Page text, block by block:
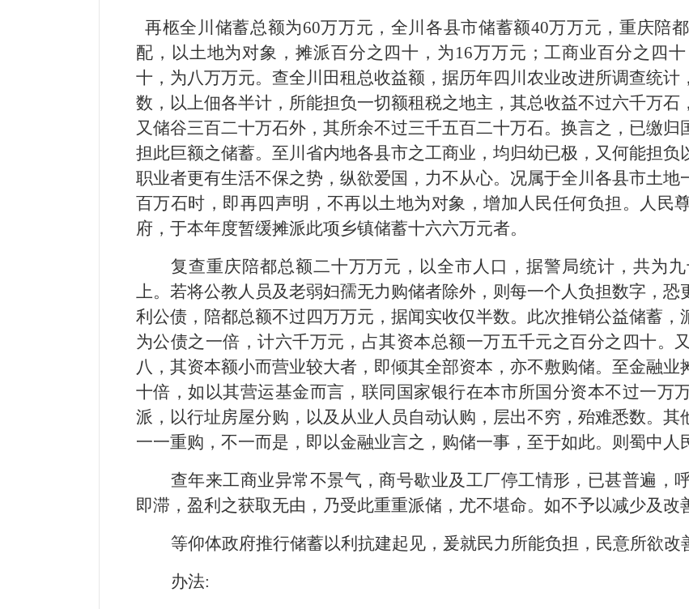
再柩全川储蓄总额为60万万元，全川各县市储蓄额40万万元，重庆陪
配，以土地为对象，摊派百分之四十，为16万万元；工商业百分之四
十，为八万万元。查全川田租总收益额，据历年四川农业改进所调查统
数，以上佃各半计，所能担负一切额租税之地主，其总收益不过六千万石
又储谷三百二十万石外，其所余不过三千五百二十万石。换言之，已缴
担此巨额之储蓄。至川省内地各县市之工商业，均归幼已极，又何能担负
职业者更有生活不保之势，纵欲爱国，力不从心。况属于全川各县市土地
百万石时，即再四声明，不再以土地为对象，增加人民任何负担。人民
府，于本年度暂缓摊派此项乡镇储蓄十六六万元者。
复查重庆陪都总额二十万万元，以全市人口，据警局统计，共为
上。若将公教人员及老弱妇孺无力购储者除外，则每一个人负担数字，
利公债，陪都总额不过四万万元，据闻实收仅半数。此次推销公益储蓄
为公债之一倍，计六千万元，占其资本总额一万五千元之百分之四十。
八，其资本额小而营业较大者，即倾其全部资本，亦不敷购储。至金融业
十倍，如以其营运基金而言，联同国家银行在本市所国分资本不过一万
派，以行址房屋分购，以及从业人员自动认购，层出不穷，殆难悉数。
一一重购，不一而是，即以金融业言之，购储一事，至于如此。则蜀中人
查年来工商业异常不景气，商号歇业及工厂停工情形，已甚普遍，
即滞，盈利之获取无由，乃受此重重派储，尤不堪命。如不予以减少及改
等仰体政府推行储蓄以利抗建起见，爰就民力所能负担，民意所欲改
办法: